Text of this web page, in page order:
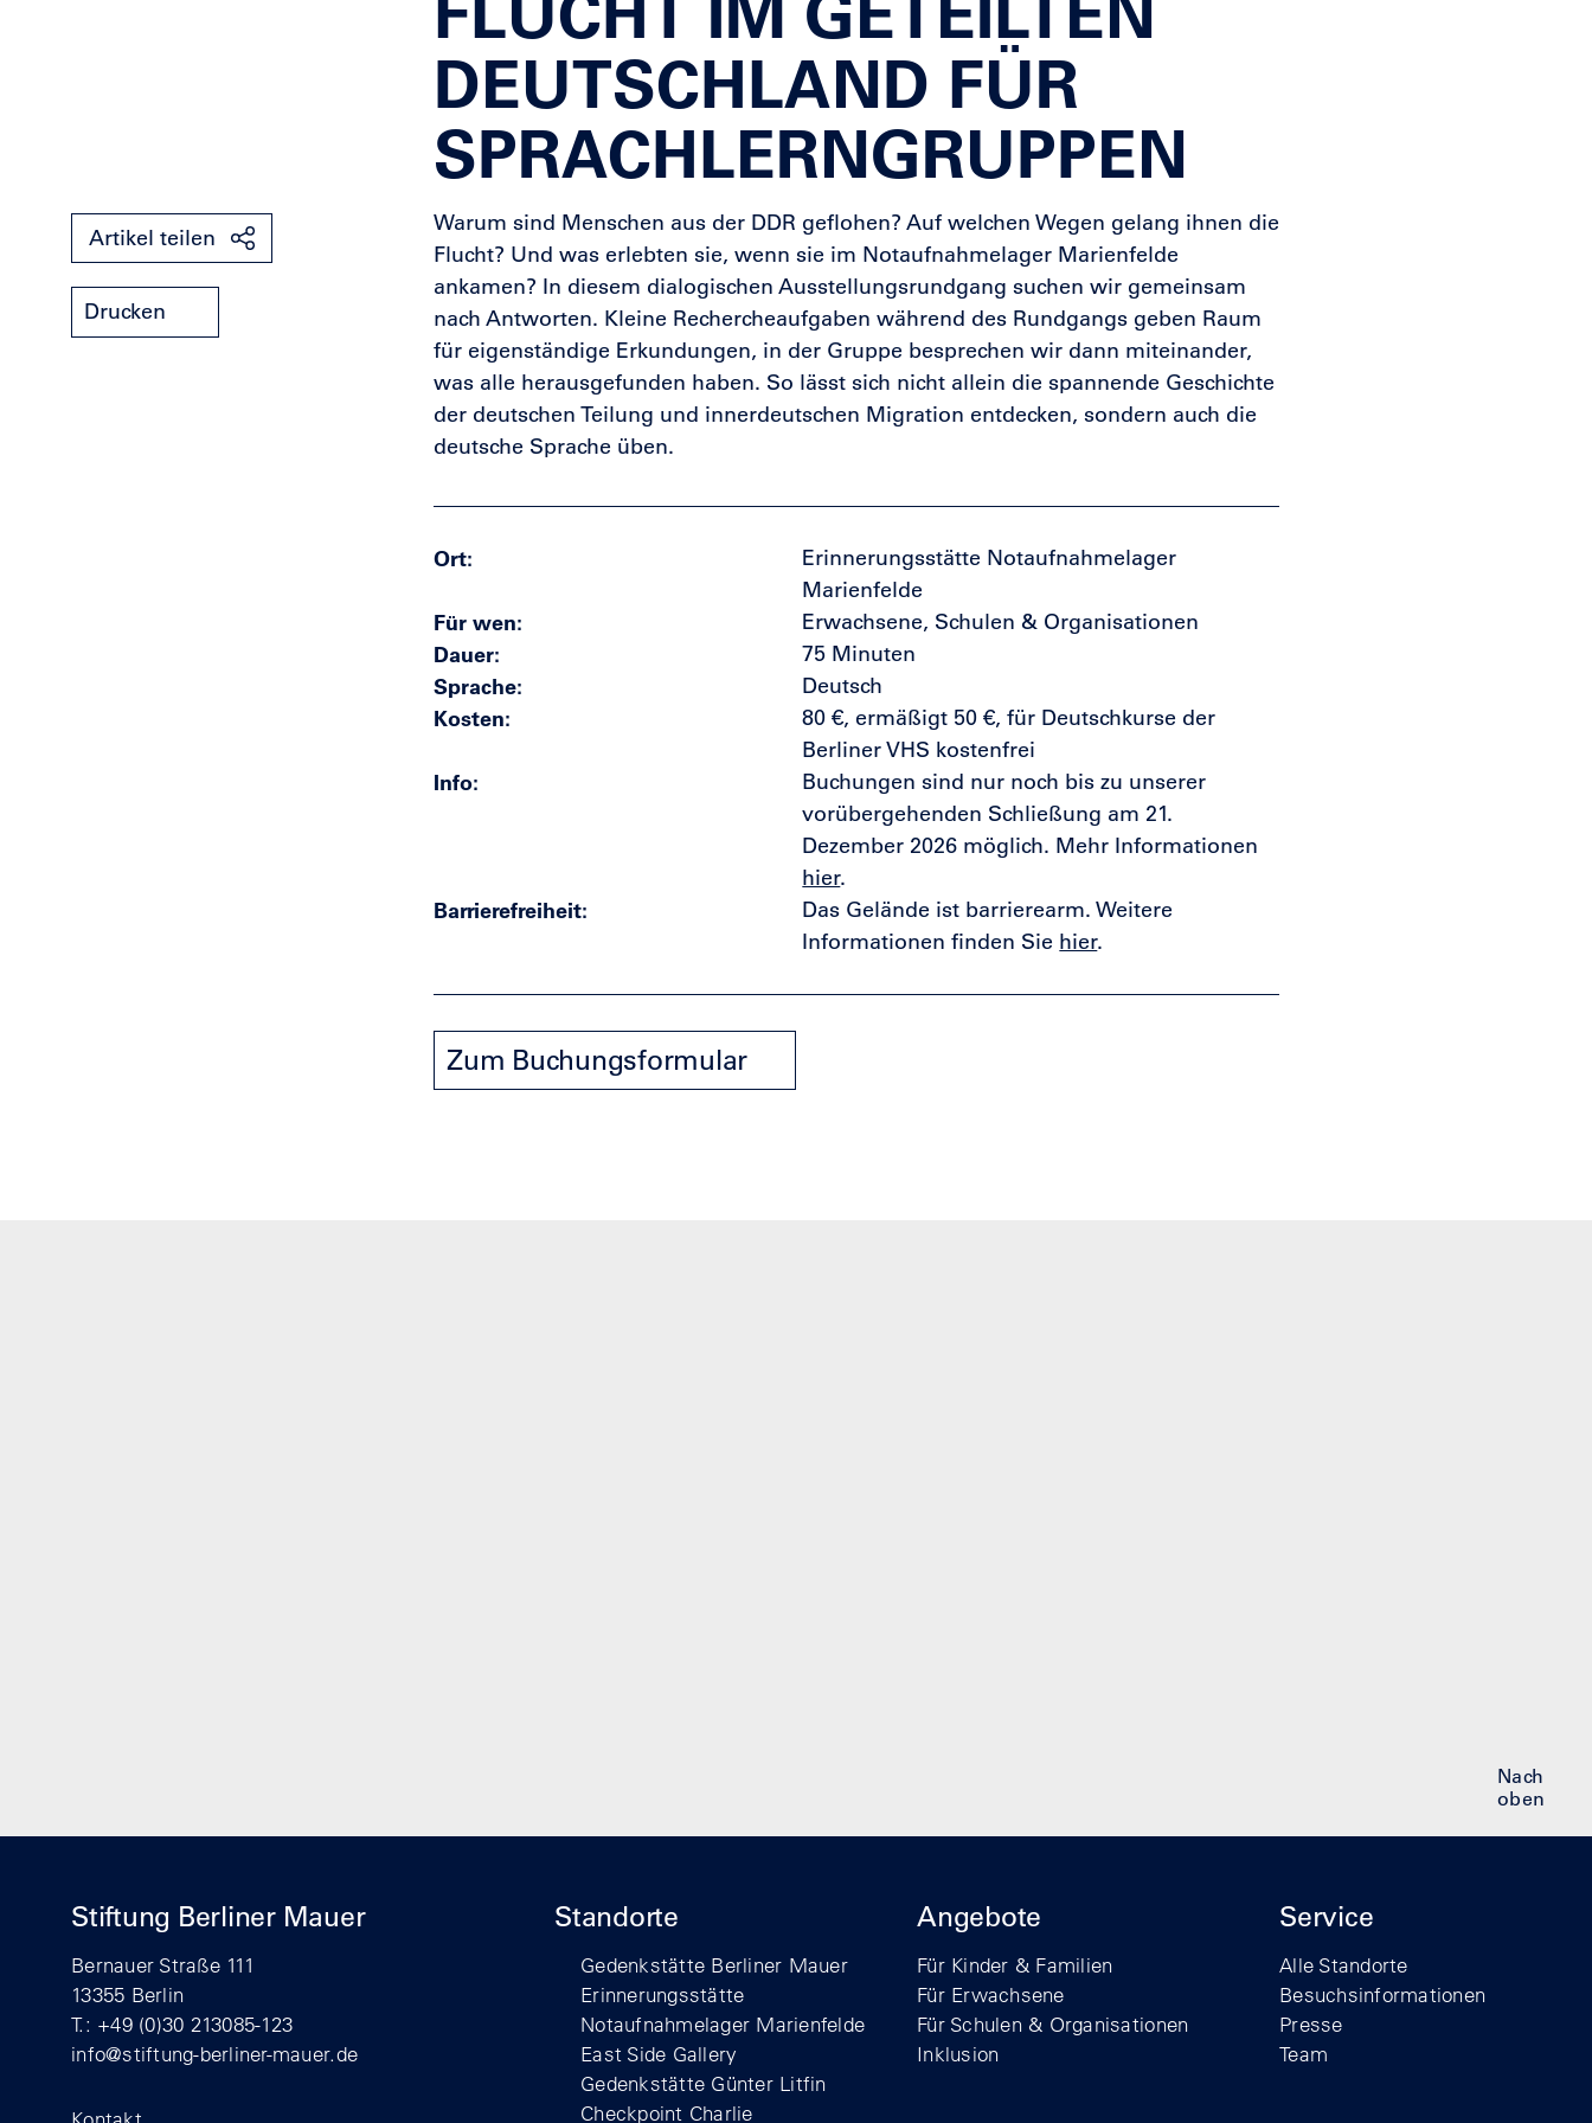
DEUTSCHLAND FÜR
SPRACHLERNGRUPPEN
Artikel teilen
Drucken
Warum sind Menschen aus der DDR geflohen? Auf welchen Wegen gelang ihnen die
Flucht? Und was erlebten sie, wenn sie im Notaufnahmelager Marienfelde
ankamen? In diesem dialogischen Ausstellungsrundgang suchen wir gemeinsam
nach Antworten. Kleine Rechercheaufgaben während des Rundgangs geben Raum
für eigenständige Erkundungen, in der Gruppe besprechen wir dann miteinander,
was alle herausgefunden haben. So lässt sich nicht allein die spannende Geschichte
der deutschen Teilung und innerdeutschen Migration entdecken, sondern auch die
deutsche Sprache üben.
Ort
Erinnerungsstätte Notaufnahmelager
Marienfelde
Für wen Erwachsene, Schulen & Organisationen
Dauer 75 Minuten
Sprache Deutsch
Kosten
80 €, ermäßigt 50 €, für Deutschkurse der
Berliner VHS kostenfrei
Info
Buchungen sind nur noch bis zu unserer
vorübergehenden Schließung am 21.
Dezember 2026 möglich. Mehr Informationen
hier.
Barrierefreiheit
Das Gelände ist barrierearm. Weitere
Informationen finden Sie hier.
Zum Buchungsformular
Nach
oben
Stiftung Berliner Mauer
Bernauer Straße 111
13355 Berlin
T.: +49 (0)30 213085-123
info@stiftung-berliner-mauer.de
Standorte
Gedenkstätte Berliner Mauer
Erinnerungsstätte
Notaufnahmelager Marienfelde
East Side Gallery
Gedenkstätte Günter Litfin
Checkpoint Charlie
Angebote
Für Kinder & Familien
Für Erwachsene
Für Schulen & Organisationen
Inklusion
Service
Alle Standorte
Besuchsinformationen
Presse
Team